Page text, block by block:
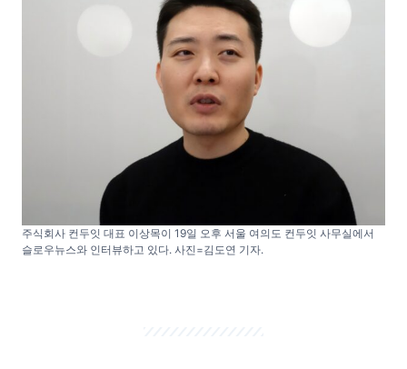
주식회사 컨두잇 대표 이상목이 19일 오후 서울 여의도 컨두잇 사무실에서
슬로우뉴스와 인터뷰하고 있다. 사진=김도연 기자.